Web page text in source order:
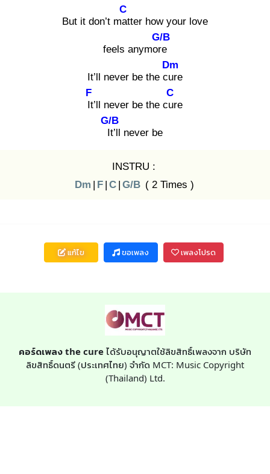
But it don’t mat
C
ter how your love
feels anymore
G/B
It’ll never be the cur
Dm
e
It’
F
ll never be the cur
C
e
It’
G/B
ll never be
INSTRU :
Dm | F | C | G/B ( 2 Times )
แก้ไข ขอเพลง เพลงโปรด
คอร์ดเพลง the cure ได้รับอนุญาตใช้ลิขสิทธิ์เพลงจาก บริษัท
ลิขสิทธิ์ดนตรี (ประเทศไทย) จำกัด MCT: Music Copyright
(Thailand) Ltd.